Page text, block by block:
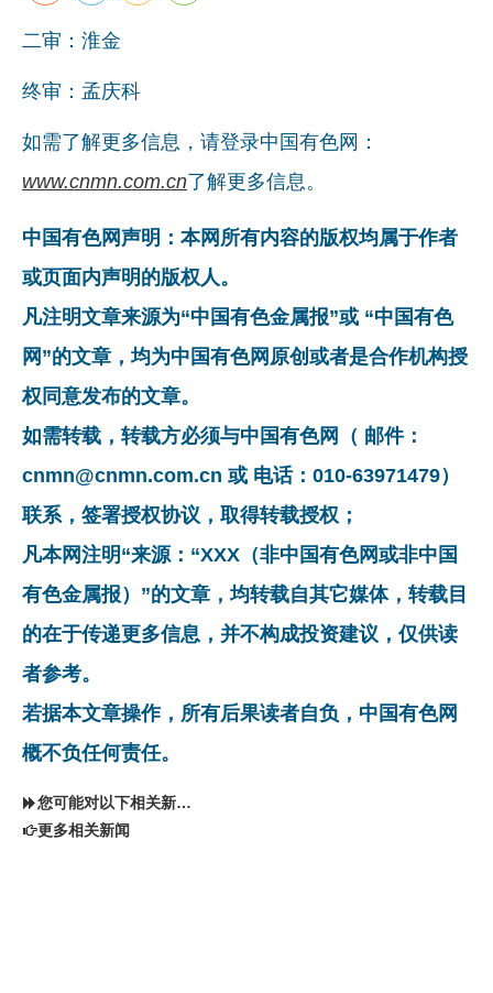
二审：淮金
终审：孟庆科
如需了解更多信息，请登录中国有色网：
www.cnmn.com.cn了解更多信息。
中国有色网声明：本网所有内容的版权均属于作者
或页面内声明的版权人。
凡注明文章来源为“中国有色金属报”或 “中国有色
网”的文章，均为中国有色网原创或者是合作机构授
权同意发布的文章。
如需转载，转载方必须与中国有色网（ 邮件：
cnmn@cnmn.com.cn 或 电话：010-63971479）
联系，签署授权协议，取得转载授权；
凡本网注明“来源：“XXX（非中国有色网或非中国
有色金属报）”的文章，均转载自其它媒体，转载目
的在于传递更多信息，并不构成投资建议，仅供读
者参考。
若据本文章操作，所有后果读者自负，中国有色网
概不负任何责任。
您可能对以下相关新闻同样感兴趣
更多相关新闻